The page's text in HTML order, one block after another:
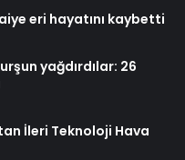
eri hayatını kaybetti
yağdırdılar: 26
İleri Teknoloji Hava